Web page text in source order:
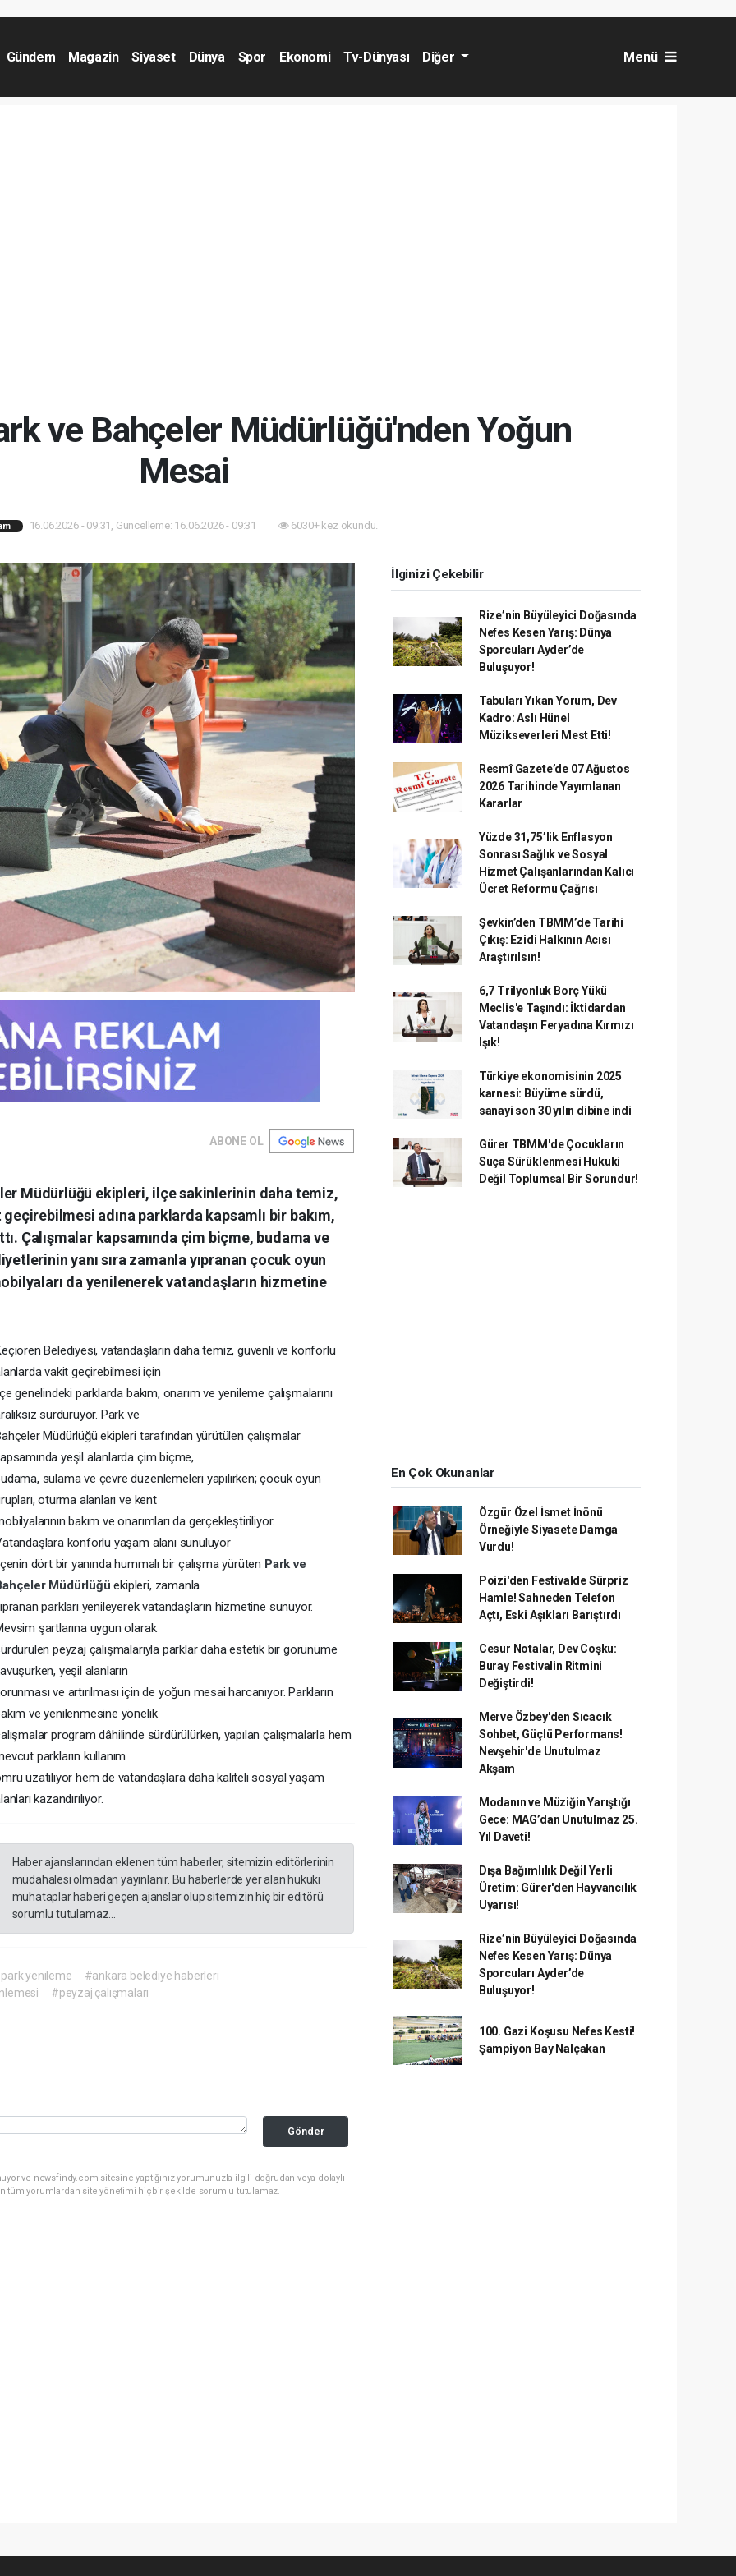
Gündem Magazin Siyaset Dünya Spor Ekonomi Tv-Dünyası Diğer Menü
ve Bahçeler Müdürlüğü'nden Yoğun
Mesai
16.06.2026 - 09:31, Güncelleme: 16.06.2026 - 09:31 6030+ kez okundu.
ABONE OL
Müdürlüğü ekipleri, ilçe sakinlerinin daha temiz,
adına parklarda kapsamlı bir bakım,
Çalışmalar kapsamında çim biçme, budama ve
yanı sıra zamanla yıpranan çocuk oyun
da yenilenerek vatandaşların hizmetine
Belediyesi, vatandaşların daha temiz, güvenli ve konforlu
vakit geçirebilmesi için
genelindeki parklarda bakım, onarım ve yenileme çalışmalarını
sürdürüyor. Park ve
Müdürlüğü ekipleri tarafından yürütülen çalışmalar
yeşil alanlarda çim biçme,
sulama ve çevre düzenlemeleri yapılırken; çocuk oyun
oturma alanları ve kent
bakım ve onarımları da gerçekleştiriliyor.
konforlu yaşam alanı sunuluyor
dört bir yanında hummalı bir çalışma yürüten Park ve
Müdürlüğüekipleri, zamanla
parkları yenileyerek vatandaşların hizmetine sunuyor.
şartlarına uygun olarak
peyzaj çalışmalarıyla parklar daha estetik bir görünüme
yeşil alanların
ve artırılması için de yoğun mesai harcanıyor. Parkların
ve yenilenmesine yönelik
program dâhilinde sürdürülürken, yapılan çalışmalarla hem
parkların kullanım
uzatılıyor hem de vatandaşlara daha kaliteli sosyal yaşam
kazandırılıyor.
Haber ajanslarından eklenen tüm haberler, sitemizin editörlerinin
müdahalesi olmadan yayınlanır. Bu haberlerde yer alan hukuki
muhataplar haberi geçen ajanslar olup sitemizin hiç bir editörü
sorumlu tutulamaz...
yenileme
#ankara belediye haberleri
#peyzaj çalışmaları
Gönder
ve newsfindy.com sitesine yaptığınız yorumunuzla ilgili doğrudan veya dolaylı
tüm yorumlardan site yönetimi hiçbir şekilde sorumlu tutulamaz.
İlginizi Çekebilir
Rize’nin Büyüleyici Doğasında
Nefes Kesen Yarış: Dünya
Sporcuları Ayder’de
Buluşuyor!
Tabuları Yıkan Yorum, Dev
Kadro: Aslı Hünel
Müzikseverleri Mest Etti!
Resmî Gazete’de 07 Ağustos
2026 Tarihinde Yayımlanan
Kararlar
Yüzde 31,75’lik Enflasyon
Sonrası Sağlık ve Sosyal
Hizmet Çalışanlarından Kalıcı
Ücret Reformu Çağrısı
Şevkin’den TBMM’de Tarihi
Çıkış: Ezidi Halkının Acısı
Araştırılsın!
6,7 Trilyonluk Borç Yükü
Meclis'e Taşındı: İktidardan
Vatandaşın Feryadına Kırmızı
Işık!
Türkiye ekonomisinin 2025
karnesi: Büyüme sürdü,
sanayi son 30 yılın dibine indi
Gürer TBMM'de Çocukların
Suça Sürüklenmesi Hukuki
Değil Toplumsal Bir Sorundur!
En Çok Okunanlar
Özgür Özel İsmet İnönü
Örneğiyle Siyasete Damga
Vurdu!
Poizi'den Festivalde Sürpriz
Hamle! Sahneden Telefon
Açtı, Eski Aşıkları Barıştırdı
Cesur Notalar, Dev Coşku:
Buray Festivalin Ritmini
Değiştirdi!
Merve Özbey'den Sıcacık
Sohbet, Güçlü Performans!
Nevşehir'de Unutulmaz
Akşam
Modanın ve Müziğin Yarıştığı
Gece: MAG’dan Unutulmaz 25.
Yıl Daveti!
Dışa Bağımlılık Değil Yerli
Üretim: Gürer'den Hayvancılık
Uyarısı!
Rize’nin Büyüleyici Doğasında
Nefes Kesen Yarış: Dünya
Sporcuları Ayder’de
Buluşuyor!
100. Gazi Koşusu Nefes Kesti!
Şampiyon Bay Nalçakan